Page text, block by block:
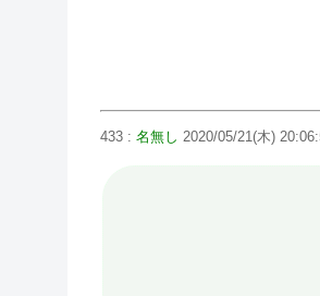
433 : 名無し 2020/05/21(木)